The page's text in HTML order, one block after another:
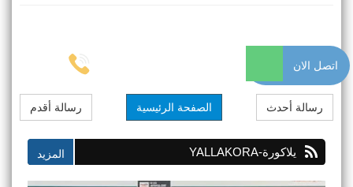
رسالة أحدث رسالة أقدم الصفحة الرئيسية
يلاكورة-YALLAKORA
اتصل الان